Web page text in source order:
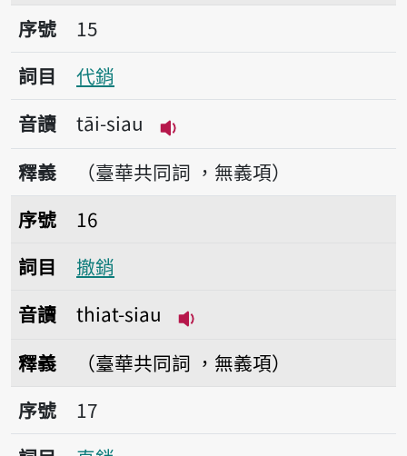
序號15代銷
序號
15
詞目
代銷
音讀
tāi-siau
播放音讀tāi-siau
釋義
（臺華共同詞 ，無義項）
序號16撤銷
序號
16
詞目
撤銷
音讀
thiat-siau
釋義
（臺華共同詞 ，無義項）
序號17直銷
序號
17